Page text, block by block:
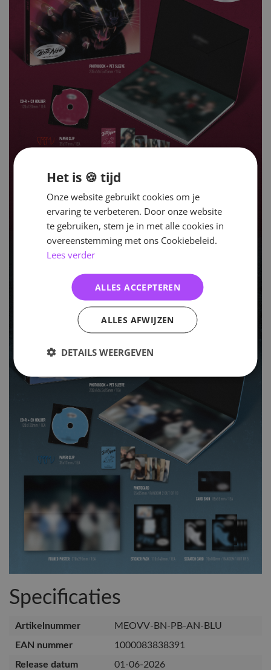
Specificaties
Artikelnummer
MEOVV-BN-PB-AN-BLU
EAN nummer
1000083838391
Release datum
01-06-2026
Het is 🍪 tijd
Onze website gebruikt cookies om je
ervaring te verbeteren. Door onze website
te gebruiken, stem je in met alle cookies in
overeenstemming met ons Cookiebeleid.
Lees verder
ALLES ACCEPTEREN
ALLES AFWIJZEN
DETAILS WEERGEVEN